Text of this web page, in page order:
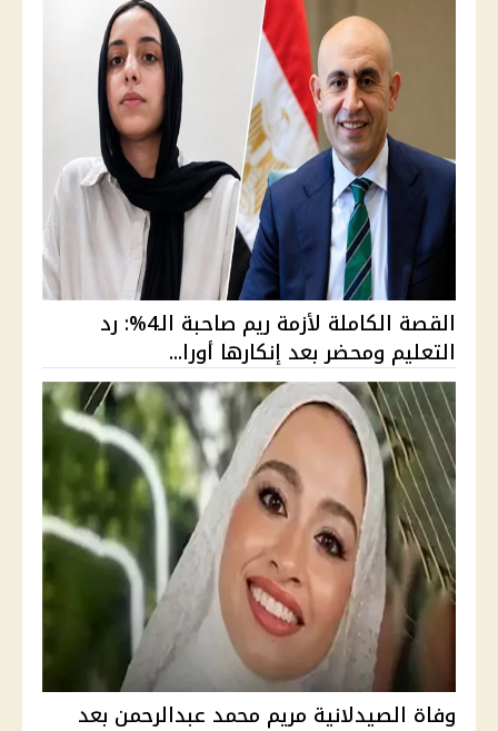
القصة الكاملة لأزمة ريم صاحبة الـ4%: رد
التعليم ومحضر بعد إنكارها أورا...
وفاة الصيدلانية مريم محمد عبدالرحمن بعد